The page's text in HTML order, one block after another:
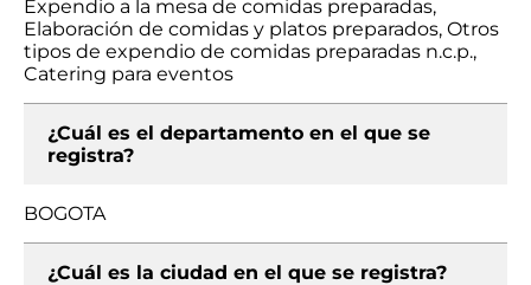
Expendio a la mesa de comidas preparadas,
Elaboración de comidas y platos preparados, Otros
tipos de expendio de comidas preparadas n.c.p.,
Catering para eventos
¿Cuál es el departamento en el que se
registra?
BOGOTA
¿Cuál es la ciudad en el que se registra?